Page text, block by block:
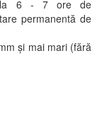
la 6 - 7 ore de
permanentă de
și mai mari (fără